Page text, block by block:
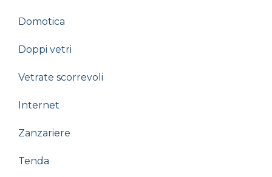
Domotica
Doppi vetri
Vetrate scorrevoli
Internet
Zanzariere
Tenda